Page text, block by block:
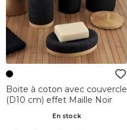
Boite à coton avec couvercle
(D10 cm) effet Maille Noir
En stock